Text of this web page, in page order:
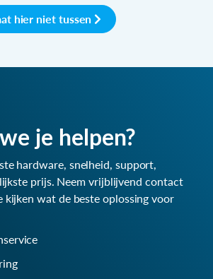
hier niet tussen
je helpen?
hardware, snelheid, support,
prijs. Neem vrijblijvend contact
kijken wat de beste oplossing voor